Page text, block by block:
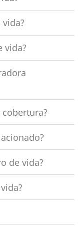
vida?
de vida?